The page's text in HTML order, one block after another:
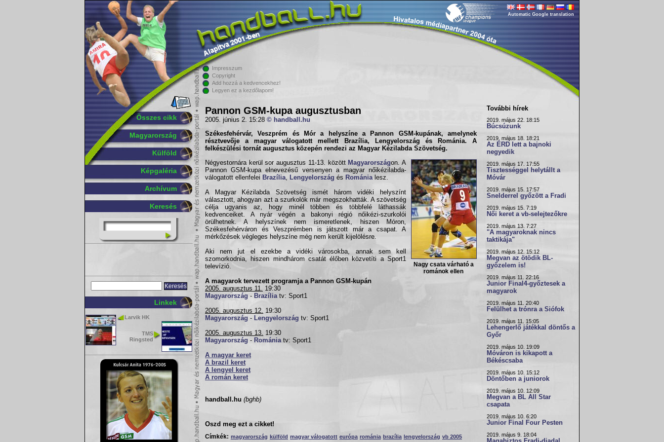
Összes cikk
Magyarország
Külföld
Képgaléria
Archívum
Keresés
Linkek
Larvik HK
TMS
Ringsted
Automatic Google translation
Impresszum
Copyright
Add hozzá a kedvencekhez!
Legyen ez a kezdőlapom!
Pannon GSM-kupa augusztusban
2005. június 2. 15:28 © handball.hu
Székesfehérvár, Veszprém és Mór a helyszíne a Pannon GSM-kupának, amelynek
résztvevője amagyar válogatottmellett Brazília, Lengyelország és Románia. A
felkészülési tornát augusztus közepén rendezi az Magyar Kézilabda Szövetség.
Nagy csata várható a
románok ellen
Négyestornára kerül sor augusztus 11-13. között Magyarországon. A
Pannon GSM-kupa elnevezésű versenyen a magyar nőikézilabda-
válogatott ellenfelei Brazília Lengyelország és Románia lesz.
A Magyar Kézilabda Szövetség ismét három vidéki helyszínt
választott, ahogyan azt a szurkolók már megszokhatták. A szövetség
célja ugyanis az, hogy minél többen és többfelé láthassák
kedvenceiket. A nyár végén a bakonyi régió nőikézi-szurkolói
örülhetnek. A helyszínek nem ismeretlenek, hiszen Móron,
Székesfehérváron és Veszprémben is játszott már a csapat. A
mérkőzések végleges helyszíne még nem került kijelölésre.
Aki nem jut el ezekbe a vidéki városokba, annak sem kell
szomorkodnia, hiszen mindhárom csatát élőben közvetíti a Sport1
televízió.
A magyarok tervezett programja a Pannon GSM-kupán
2005. augusztus 11.
19:30
Magyarország - Brazília tv: Sport1
2005. augusztus 12.
19:30
Magyarország - Lengyelország tv: Sport1
2005. augusztus 13.
19:30
Magyarország - Románia tv: Sport1
A magyar keret
A brazil keret
A lengyel keret
A román keret
handball.hu (bghb)
Oszd meg ezt a cikket!
Címkék: magyarország külföld magyar válogatott európa románia brazília lengyelország vb 2005
További hírek
2019. május 22. 18:15
Búcsúzunk
2019. május 18. 18:21
Az ÉRD lett a bajnoki
negyedik
2019. május 17. 17:55
Tisztességgel helytállt a
Móvár
2019. május 15. 17:57
Snelderrel győzött a Fradi
2019. május 15. 7:19
Női keret a vb-selejtezőkre
2019. május 13. 7:27
"A magyaroknak nincs
taktikája"
2019. május 12. 15:12
Megvan az ötödik BL-
győzelem is!
2019. május 11. 22:16
Junior Final4-győztesek a
magyarok
2019. május 11. 20:40
Felülhet a trónra a Siófok
2019. május 11. 15:05
Lehengerlő játékkal döntős a
Győr
2019. május 10. 19:09
Móváron is kikapott a
Békéscsaba
2019. május 10. 15:12
Döntőben a juniorok
2019. május 10. 12:09
Megvan a BL All Star
csapata
2019. május 10. 6:20
Junior Final Four Pesten
2019. május 9. 18:04